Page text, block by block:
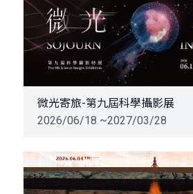
微光寄旅-第九屆科學攝影展
2026/06/18 ~2027/03/28